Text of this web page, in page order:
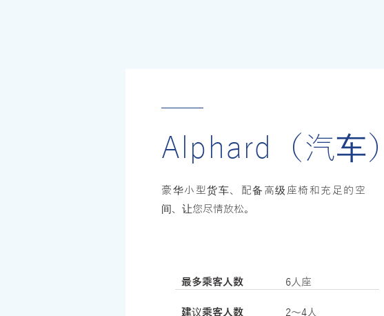
Alphard（汽车）
豪华小型货车、配备高级座椅和充足的空
间、让您尽情放松。
最多乘客人数
建议乘客人数
6人座
​2〜4人